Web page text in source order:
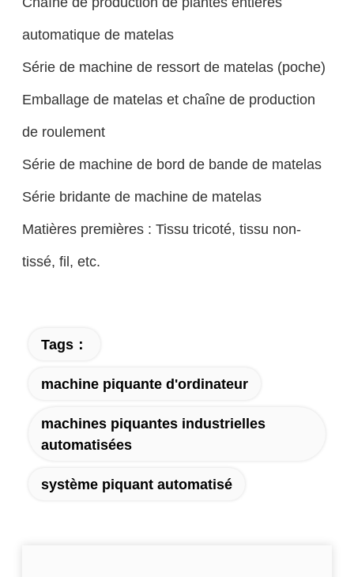
automatique de matelas
Série de machine de ressort de matelas (poche)
Emballage de matelas et chaîne de production
de roulement
Série de machine de bord de bande de matelas
Série bridante de machine de matelas
Matières premières : Tissu tricoté, tissu non-
tissé, fil, etc.
Tags：
machine piquante d'ordinateur
machines piquantes industrielles
automatisées
système piquant automatisé